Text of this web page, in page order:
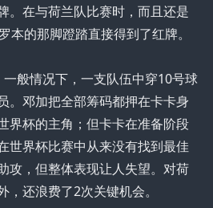
。在与荷兰队比赛时，而且还是
本的那脚蹬踏直接得到了红牌。
般情况下，一支队伍中穿10号球
。邓加把全部筹码都押在卡卡身
界杯的主角；但卡卡在准备阶段
世界杯比赛中从来没有找到最佳
攻，但整体表现让人失望。对荷
还浪费了2次关键机会。